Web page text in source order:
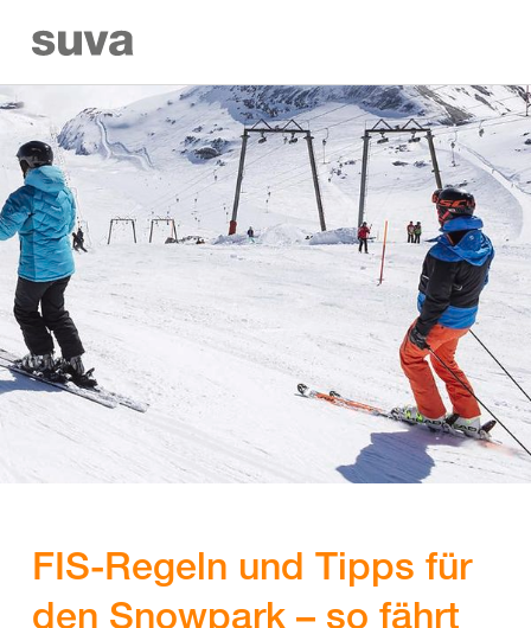
FIS-Regeln und Tipps für
den Snowpark – so fährt